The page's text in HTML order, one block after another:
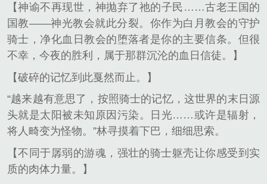
【神谕不再现世，神抛弃了祂的子民……古老王国的
国教——神光教会就此分裂。你作为白月教会的守护
骑士，净化血日教会的堕落者是你的主要信条。但很
不幸，今夜的胜利，属于那群沉沦的血日信徒。】
【破碎的记忆到此戛然而止。】
“越来越有意思了，按照骑士的记忆，这世界的末日源
头就是太阳被未知原因污染。日光……或许是辐射，
将人畸变为怪物。”林寻摸着下巴，细细思索。
【不同于孱弱的游魂，强壮的骑士躯壳让你感受到实
质的肉体力量。】